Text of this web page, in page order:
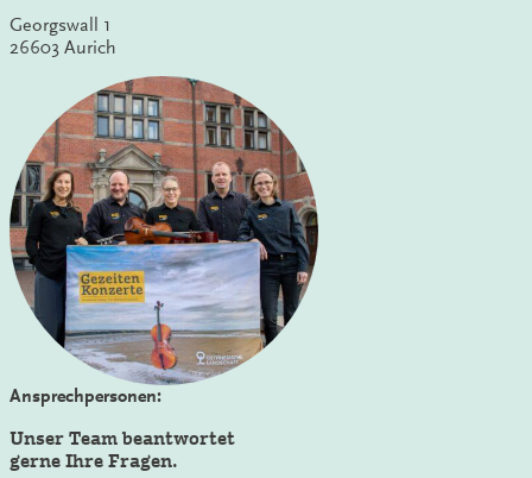
Georgswall 1
26603 Aurich
Ansprechpersonen:
Unser Team beantwortet
gerne Ihre Fragen.